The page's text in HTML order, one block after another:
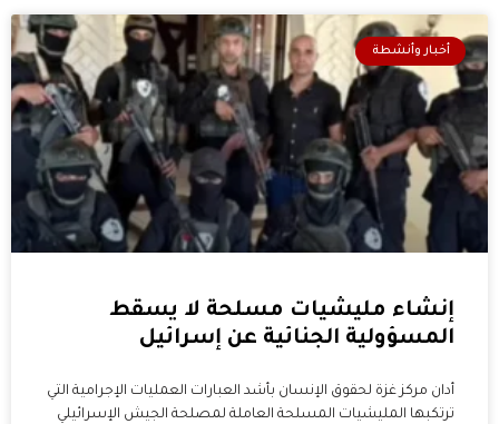
أخبار وأنشطة
إنشاء مليشيات مسلحة لا يسقط
المسؤولية الجنائية عن إسرائيل
أدان مركز غزة لحقوق الإنسان بأشد العبارات العمليات الإجرامية التي
ترتكبها المليشيات المسلحة العاملة لمصلحة الجيش الإسرائيلي